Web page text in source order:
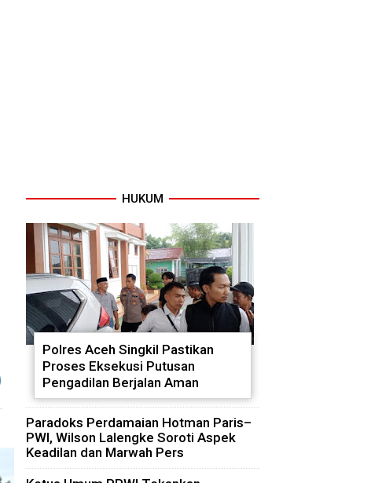
HUKUM
Polres Aceh Singkil Pastikan
Proses Eksekusi Putusan
Pengadilan Berjalan Aman
Paradoks Perdamaian Hotman Paris–
PWI, Wilson Lalengke Soroti Aspek
Keadilan dan Marwah Pers